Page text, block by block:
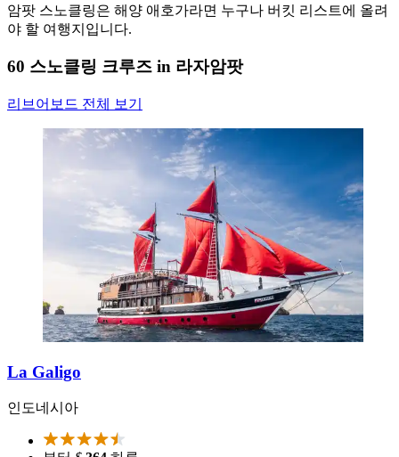
암팟 스노클링은 해양 애호가라면 누구나 버킷 리스트에 올려
야 할 여행지입니다.
60 스노클링 크루즈 in 라자암팟
리브어보드 전체 보기
La Galigo
인도네시아